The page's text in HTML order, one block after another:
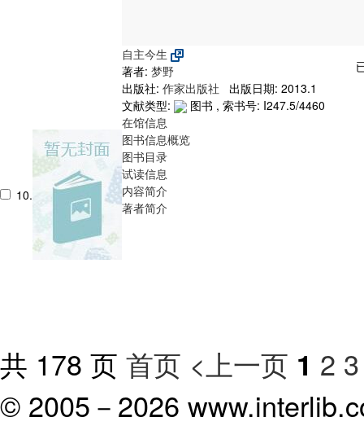
10.
自主今生
著者: 梦野
出版社: 作家出版社
出版日期: 2013.1
文献类型:
图书 , 索书号: I247.5/4460
在馆信息
图书信息概览
图书目录
试读信息
内容简介
著者简介
共 178 页 首页 <上一页 1 2 3
© 2005－ 2026